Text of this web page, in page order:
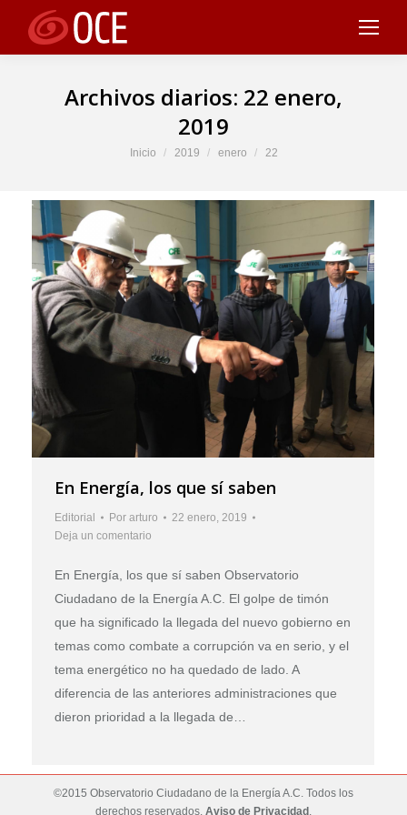
Archivos diarios: 22 enero,
2019
Estás aquí:
Inicio 2019 enero 22
En Energía, los que sí saben
Editorial Por arturo
22 enero, 2019
Deja un comentario
En Energía, los que sí saben Observatorio
Ciudadano de la Energía A.C. El golpe de timón
que ha significado la llegada del nuevo gobierno en
temas como combate a corrupción va en serio, y el
tema energético no ha quedado de lado. A
diferencia de las anteriores administraciones que
dieron prioridad a la llegada de…
©2015 Observatorio Ciudadano de la Energía A.C. Todos los
derechos reservados. Aviso de Privacidad